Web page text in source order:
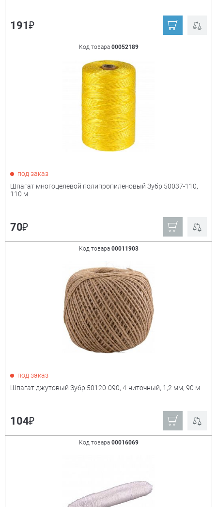
191₽
Код товара 00052189
под заказ
Шпагат многоцелевой полипропиленовый Зубр 50037-110,
110 м
70₽
Код товара 00011903
под заказ
Шпагат джутовый Зубр 50120-090, 4-ниточный, 1,2 мм, 90 м
104₽
Код товара 00016069